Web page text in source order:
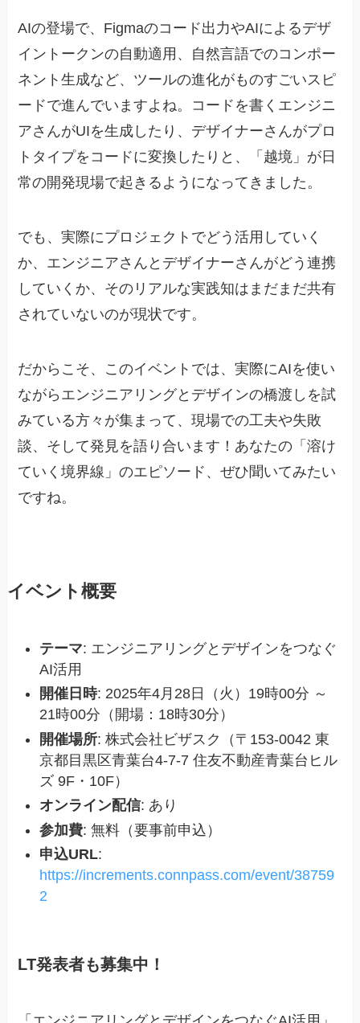
AIの登場で、Figmaのコード出力やAIによるデザ
イントークンの自動適用、自然言語でのコンポー
ネント生成など、ツールの進化がものすごいスピ
ードで進んでいますよね。コードを書くエンジニ
アさんがUIを生成したり、デザイナーさんがプロ
トタイプをコードに変換したりと、「越境」が日
常の開発現場で起きるようになってきました。
でも、実際にプロジェクトでどう活用していく
か、エンジニアさんとデザイナーさんがどう連携
していくか、そのリアルな実践知はまだまだ共有
されていないのが現状です。
だからこそ、このイベントでは、実際にAIを使い
ながらエンジニアリングとデザインの橋渡しを試
みている方々が集まって、現場での工夫や失敗
談、そして発見を語り合います！あなたの「溶け
ていく境界線」のエピソード、ぜひ聞いてみたい
ですね。
イベント概要
テーマ: エンジニアリングとデザインをつなぐ
AI活用
開催日時: 2025年4月28日（火）19時00分 ～
21時00分（開場：18時30分）
開催場所: 株式会社ビザスク（〒153-0042 東
京都目黒区青葉台4-7-7 住友不動産青葉台ヒル
ズ 9F・10F）
オンライン配信: あり
参加費: 無料（要事前申込）
申込URL:
https://increments.connpass.com/event/38759
2
LT発表者も募集中！